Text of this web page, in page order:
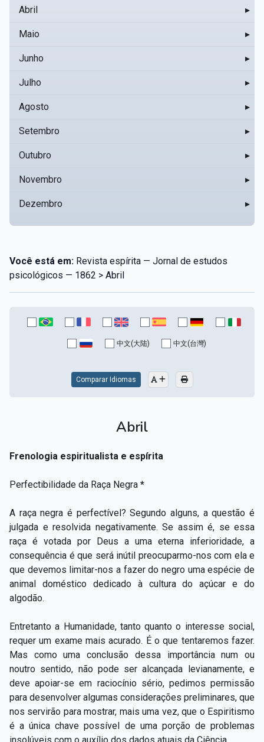
Abril ▸
Maio ▸
Junho ▸
Julho ▸
Agosto ▸
Setembro ▸
Outubro ▸
Novembro ▸
Dezembro ▸
Você está em: Revista espírita — Jornal de estudos
psicológicos — 1862 > Abril
中文(大陆) 中文(台灣)
Comparar Idiomas
Abril
Frenologia espiritualista e espírita
Perfectibilidade da Raça Negra *
A raça negra é perfectível? Segundo alguns, a questão é
julgada e resolvida negativamente. Se assim é, se essa
raça é votada por Deus a uma eterna inferioridade, a
consequência é que será inútil preocuparmo-nos com ela e
que devemos limitar-nos a fazer do negro uma espécie de
animal doméstico dedicado à cultura do açúcar e do
algodão.
Entretanto a Humanidade, tanto quanto o interesse social,
requer um exame mais acurado. É o que tentaremos fazer.
Mas como uma conclusão dessa importância num ou
noutro sentido, não pode ser alcançada levianamente, e
deve apoiar-se em raciocínio sério, pedimos permissão
para desenvolver algumas considerações preliminares, que
nos servirão para mostrar, mais uma vez, que o Espiritismo
é a única chave possível de uma porção de problemas